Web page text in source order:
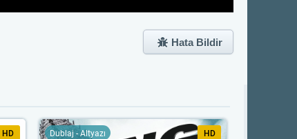
Hata Bildir
HD Dublaj - Altyazı HD